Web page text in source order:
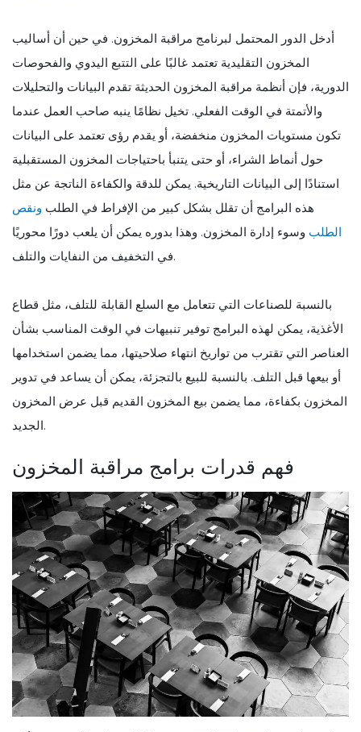
أدخل الدور المحتمل لبرنامج مراقبة المخزون. في حين أن أساليب
المخزون التقليدية تعتمد غالبًا على التتبع اليدوي والفحوصات
الدورية، فإن أنظمة مراقبة المخزون الحديثة تقدم البيانات والتحليلات
والأتمتة في الوقت الفعلي. تخيل نظامًا ينبه صاحب العمل عندما
تكون مستويات المخزون منخفضة، أو يقدم رؤى تعتمد على البيانات
حول أنماط الشراء، أو حتى يتنبأ باحتياجات المخزون المستقبلية
استنادًا إلى البيانات التاريخية. يمكن للدقة والكفاءة الناتجة عن مثل
هذه البرامج أن تقلل بشكل كبير من الإفراط في الطلب ونقص
الطلب وسوء إدارة المخزون. وهذا بدوره يمكن أن يلعب دورًا محوريًا
في التخفيف من النفايات والتلف.
بالنسبة للصناعات التي تتعامل مع السلع القابلة للتلف، مثل قطاع
الأغذية، يمكن لهذه البرامج توفير تنبيهات في الوقت المناسب بشأن
العناصر التي تقترب من تواريخ انتهاء صلاحيتها، مما يضمن استخدامها
أو بيعها قبل التلف. بالنسبة للبيع بالتجزئة، يمكن أن يساعد في تدوير
المخزون بكفاءة، مما يضمن بيع المخزون القديم قبل عرض المخزون
الجديد.
فهم قدرات برامج مراقبة المخزون